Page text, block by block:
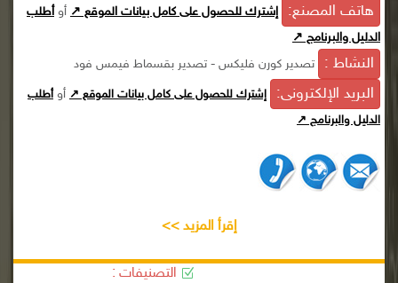
هاتف المصنع: إشترك للحصول على كامل بيانات الموقع ↗ أوأطلب
الدليل والبرنامج ↗
النشاط : تصدير كورن فليكس - تصدير بقسماط فيمس فود
البريد الإلكترونى: إشترك للحصول على كامل بيانات الموقع ↗ أوأطلب
الدليل والبرنامج ↗
إقرأ المزيد >>
التصنيفات :